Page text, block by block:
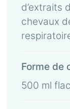
d’extraits
chevaux
Forme de
500 ml